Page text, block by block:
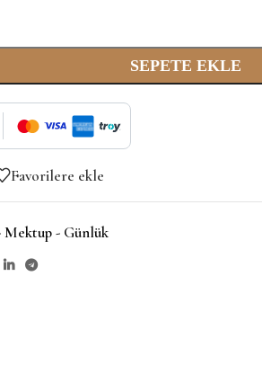
SEPETE EKLE
Favorilere ekle
Mektup - Günlük